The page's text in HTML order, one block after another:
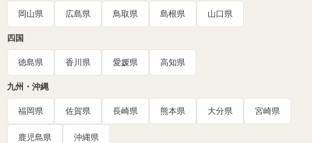
岡山県 広島県 鳥取県 島根県 山口県
四国
徳島県 香川県 愛媛県 高知県
九州・沖縄
福岡県 佐賀県 長崎県 熊本県 大分県 宮崎県
鹿児島県 沖縄県